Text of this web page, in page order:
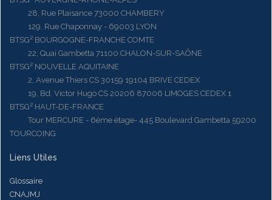
28, Rue Plaisance 73000 CHAMBERY
129, Rue Chaponnay - 69003 LYON
BTSG² BOURGOGNE-FRANCHE COMTE
22, Quai Gambetta 71100 CHALON-SUR-SAÔNE
BTSG² NOUVELLE AQUITAINE
2, Avenue Thiers CS 30159 19104 BRIVE CEDEX
19, Bd. Victor Hugo CS 20206 87006 LIMOGES CEDEX 1
BTSG² HAUT-DE-FRANCE
Tour MERCURE - 6ème étage- 445 Boulevard Gambetta 59200
TOURCOING
Liens Utiles
Glossaire
CNAJMJ